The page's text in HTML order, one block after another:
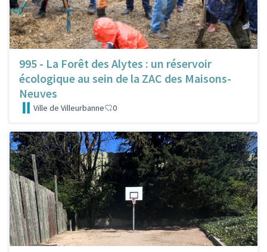
995 - La Forêt des Alytes : un réservoir
écologique au sein de la ZAC des Maisons-
Neuves
Ville de Villeurbanne 0